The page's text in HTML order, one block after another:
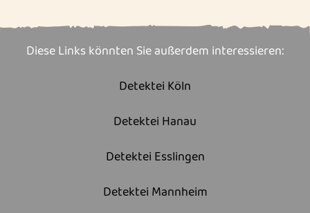
Diese Links könnten Sie außerdem interessieren:
Detektei Köln
Detektei Hanau
Detektei Esslingen
Detektei Mannheim